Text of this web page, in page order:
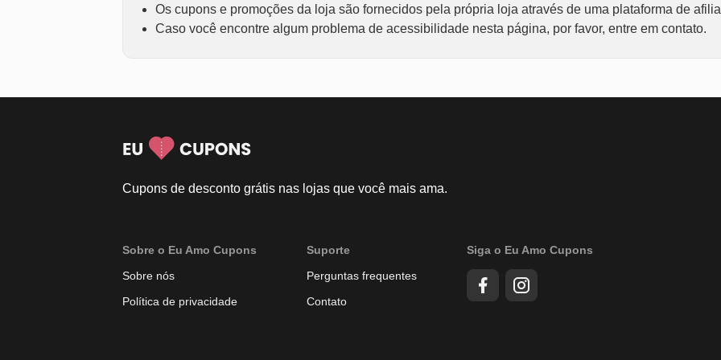
Os cupons e promoções da loja são fornecidos pela própria loja através de uma plataforma de
Caso você encontre algum problema de acessibilidade nesta página, por favor, entre em contato.
Cupons de desconto grátis nas lojas que você mais ama.
Sobre o Eu Amo Cupons
Sobre nós
Política de privacidade
Suporte
Perguntas frequentes
Contato
Siga o Eu Amo Cupons